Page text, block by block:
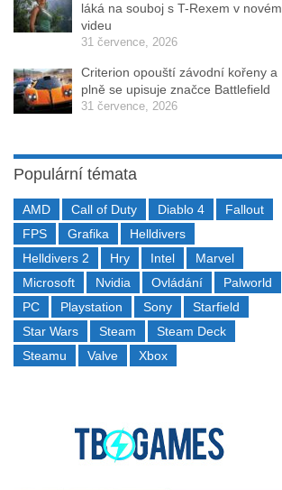
láká na souboj s T-Rexem v novém
videu
31 července, 2026
Criterion opouští závodní kořeny a
plně se upisuje značce Battlefield
31 července, 2026
Populární témata
AMD Call of Duty Diablo 4
Fallout
FPS
Grafika
Helldivers
Helldivers 2
Hry Intel
Marvel
Microsoft
Nvidia Ovládání
Palworld
PC
Playstation Sony
Starfield
Star Wars
Steam
Steam Deck
Steamu
Valve Xbox